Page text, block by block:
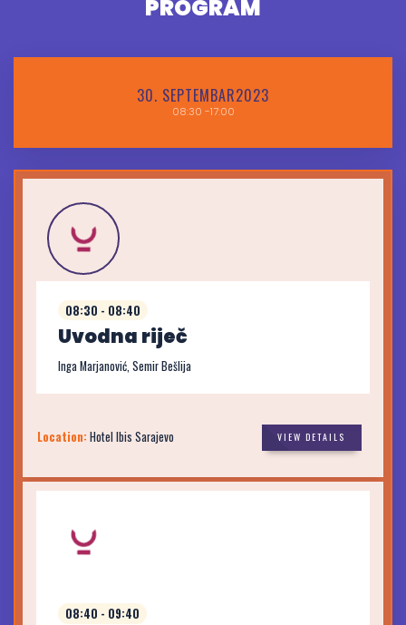
PROGRAM
30. SEPTEMBAR2023
08:30 -17:00
08:30 - 08:40
Uvodna riječ
Inga Marjanović, Semir Bešlija
VIEW DETAILS
Location: Hotel Ibis Sarajevo
08:40 - 09:40